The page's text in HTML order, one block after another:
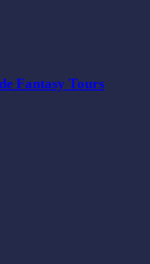
Fantasy Tours